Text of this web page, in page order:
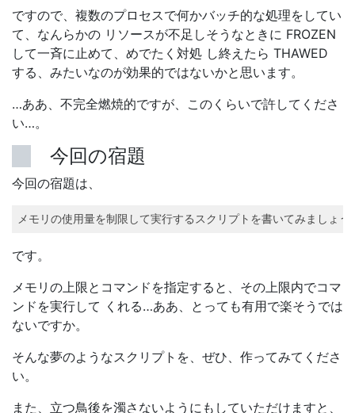
ですので、複数のプロセスで何かバッチ的な処理をしてい
て、なんらかの リソースが不足しそうなときに FROZEN
して一斉に止めて、めでたく対処 し終えたら THAWED
する、みたいなのが効果的ではないかと思います。
…ああ、不完全燃焼的ですが、このくらいで許してくださ
い…。
今回の宿題
今回の宿題は、
メモリの使用量を制限して実行するスクリプトを書いてみまし
です。
メモリの上限とコマンドを指定すると、その上限内でコマ
ンドを実行して くれる…ああ、とっても有用で楽そうでは
ないですか。
そんな夢のようなスクリプトを、ぜひ、作ってみてくださ
い。
また、立つ鳥後を濁さないようにもしていただけますと、